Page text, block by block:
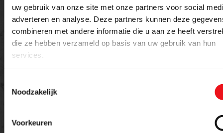
uw gebruik van onze site met onze partners voor social
adverteren en analyse. Deze partners kunnen deze
combineren met andere informatie die u aan ze heeft
die ze hebben verzameld op basis van uw gebruik van hun
services.
Noodzakelijk
Voorkeuren
Telefoon